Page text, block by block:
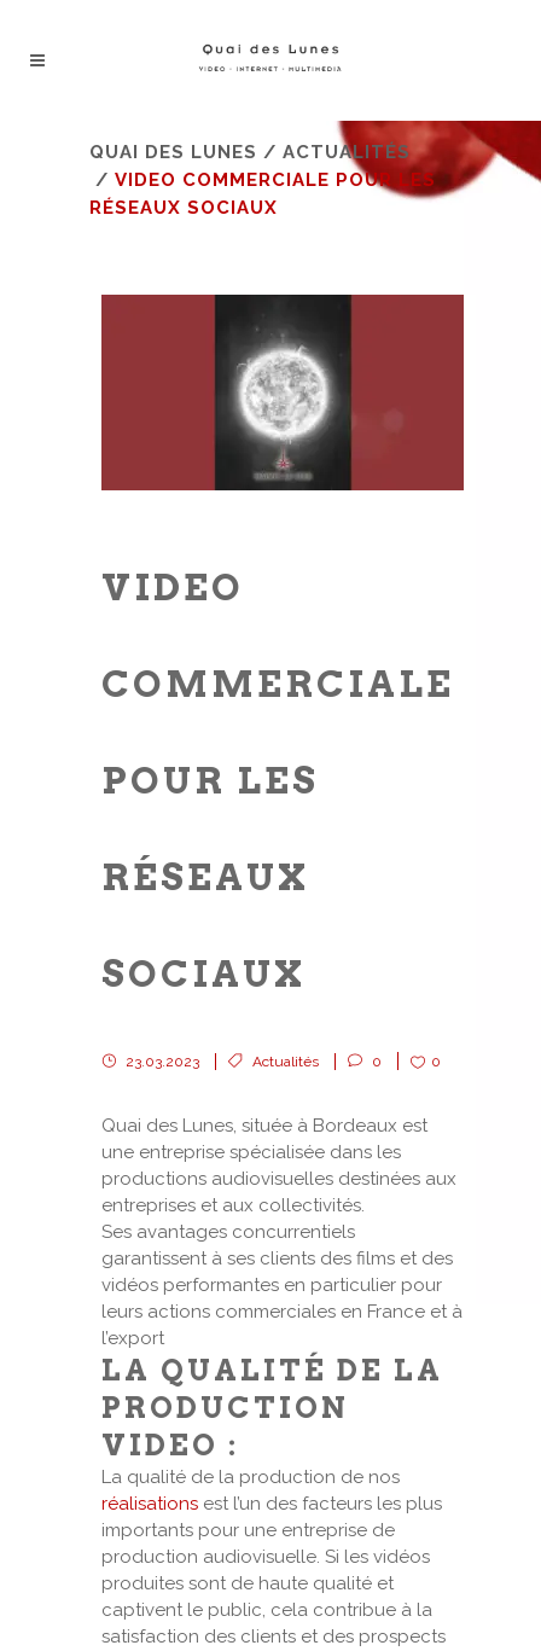
QUAI DES LUNES / ACTUALITÉS
/ VIDEO COMMERCIALE POUR LES
RÉSEAUX SOCIAUX
VIDEO
COMMERCIALE
POUR LES
RÉSEAUX
SOCIAUX
23.03.2023 Actualités 0 0
Quai des Lunes, située à Bordeaux est
une entreprise spécialisée dans les
productions audiovisuelles destinées aux
entreprises et aux collectivités.
Ses avantages concurrentiels
garantissent à ses clients des films et des
vidéos performantes en particulier pour
leurs actions commerciales en France et à
l’export
LA QUALITÉ DE LA
PRODUCTION
VIDEO :
La qualité de la production de nos
réalisations est l’un des facteurs les plus
importants pour une entreprise de
production audiovisuelle. Si les vidéos
produites sont de haute qualité et
captivent le public, cela contribue à la
satisfaction des clients et des prospects